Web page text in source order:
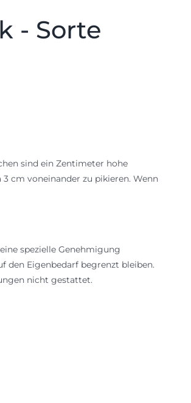
- Sorte
sind ein Zentimeter hohe
cm voneinander zu pikieren. Wenn
spezielle Genehmigung
den Eigenbedarf begrenzt bleiben.
nicht gestattet.